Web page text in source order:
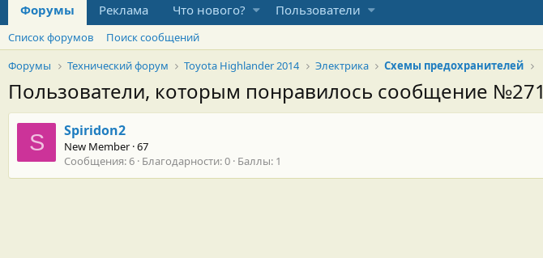
Форумы Реклама Что нового? Пользователи
Список форумов
Поиск сообщений
Форумы
Технический форум Toyota Highlander 2014 Электрика Схемы предохранителей
Пользователи, которым понравилось сообщение №271
S Spiridon2
New Member ·67
Сообщения 6 Благодарности 0 Баллы 1